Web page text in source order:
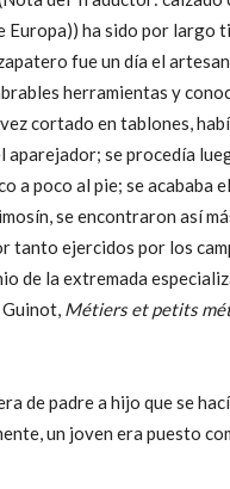
Europa)) ha sido por largo
fue un día el
herramientas y
cortado en tablones,
aparejador; se procedía
a poco al pie; se acababa
se encontraron así
tanto ejercidos por los
de la extremada
Métiers et petits
de padre a hijo que se
un joven era puesto